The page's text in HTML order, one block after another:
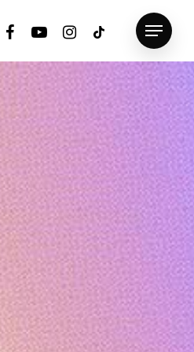
facebookyoutubeinstagram
tiktok Menu